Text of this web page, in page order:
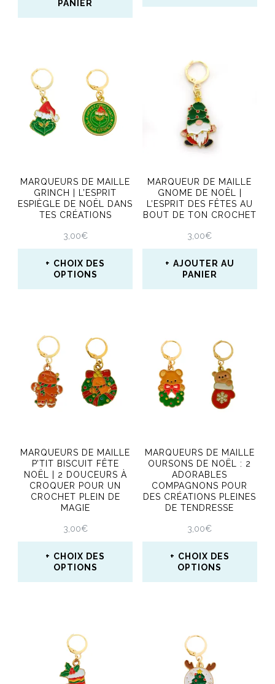
PANIER
MARQUEURS DE MAILLE
GRINCH | L’ESPRIT
ESPIÈGLE DE NOËL DANS
TES CRÉATIONS
3,00€
CHOIX DES
OPTIONS
plusieurs
variations.
Les
être
choisies
sur
page
du
produit
MARQUEUR DE MAILLE
GNOME DE NOËL |
L’ESPRIT DES FÊTES AU
BOUT DE TON CROCHET
3,00€
AJOUTER AU
PANIER
MARQUEURS DE MAILLE
P’TIT BISCUIT FÊTE
NOËL | 2 DOUCEURS À
CROQUER POUR UN
CROCHET PLEIN DE
MAGIE
3,00€
CHOIX DES
OPTIONS
a
plusieurs
variations.
MARQUEURS DE MAILLE
OURSONS DE NOËL : 2
ADORABLES
COMPAGNONS POUR
DES CRÉATIONS PLEINES
DE TENDRESSE
3,00€
CHOIX DES
OPTIONS
plusieurs
variations.